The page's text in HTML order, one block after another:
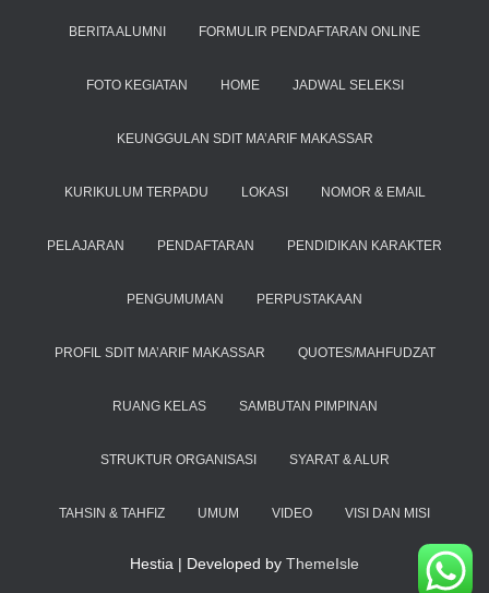
BERITA ALUMNI FORMULIR PENDAFTARAN ONLINE
FOTO KEGIATAN HOME JADWAL SELEKSI
KEUNGGULAN SDIT MA’ARIF MAKASSAR
KURIKULUM TERPADU LOKASI NOMOR & EMAIL
PELAJARAN PENDAFTARAN PENDIDIKAN KARAKTER
PENGUMUMAN PERPUSTAKAAN
PROFIL SDIT MA’ARIF MAKASSAR QUOTES/MAHFUDZAT
RUANG KELAS SAMBUTAN PIMPINAN
STRUKTUR ORGANISASI SYARAT & ALUR
TAHSIN & TAHFIZ UMUM VIDEO VISI DAN MISI
Hestia | Developed by ThemeIsle